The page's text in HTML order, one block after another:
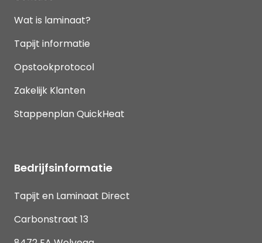
Wat is laminaat?
Tapijt informatie
Opstookprotocol
Zakelijk Klanten
Stappenplan QuickHeat
Bedrijfsinformatie
Tapijt en Laminaat Direct
Carbonstraat 13